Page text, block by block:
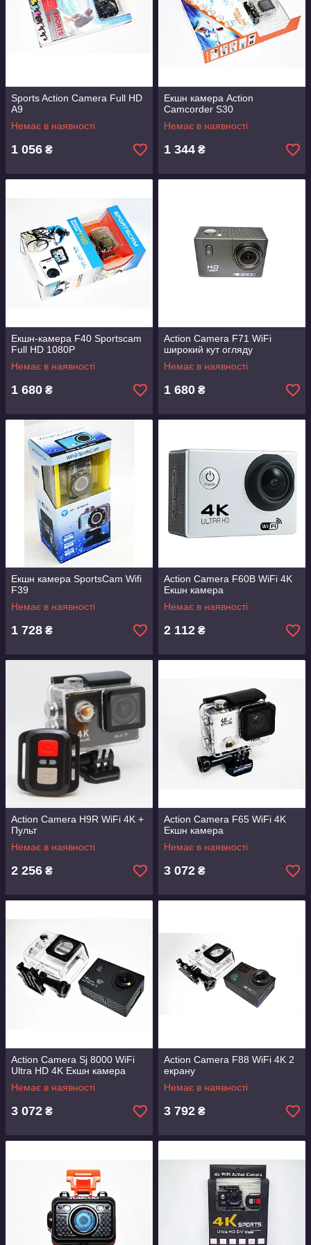
покупки. Для довгих переходів і подорожей
вирішальним значенням стане автономність роботи і
мала вага гаджета. Для занурення на велику глибину
слід підібрати обладнання з високим рівнем
водонепроникності. Під час запису спортивних змагань
найдрібніших подробицях розглянути вирішальний
Особливу увагу приділіть комплектації экстримкамеры.
аксесуарів, які можуть знадобитися для зйомки в різних
кабель зарядки і передачі даних;
Додатково може додаватися водонепроникний бокс,
скло для різних режимів зйомки, чохол для зберігання і
перенесення, пульт дистанційного керування,
шестигранний ключ, адаптер для штатива.
Упевніться, що в комплект входять необхідні кріплення:
для криволінійної поверхні;
на шолом;
на кермо;
на одяг;
Sports Action Camera Full HD
A9
Немає в наявності
1 056 ₴
Екшн камера Action
Camcorder S30
Немає в наявності
1 344 ₴
Екшн-камера F40 Sportscam
Full HD 1080P
Немає в наявності
1 680 ₴
Action Camera F71 WiFi
широкий кут огляду
Немає в наявності
1 680 ₴
Екшн камера SportsCam Wifi
F39
Немає в наявності
1 728 ₴
Action Camera F60B WiFi 4K
Екшн камера
Немає в наявності
2 112 ₴
Action Camera H9R WiFi 4K +
Пульт
Немає в наявності
2 256 ₴
Action Camera F65 WiFi 4K
Екшн камера
Немає в наявності
3 072 ₴
Action Camera Sj 8000 WiFi
Ultra HD 4K Екшн камера
Немає в наявності
3 072 ₴
Action Camera F88 WiFi 4K 2
екрану
Немає в наявності
3 792 ₴